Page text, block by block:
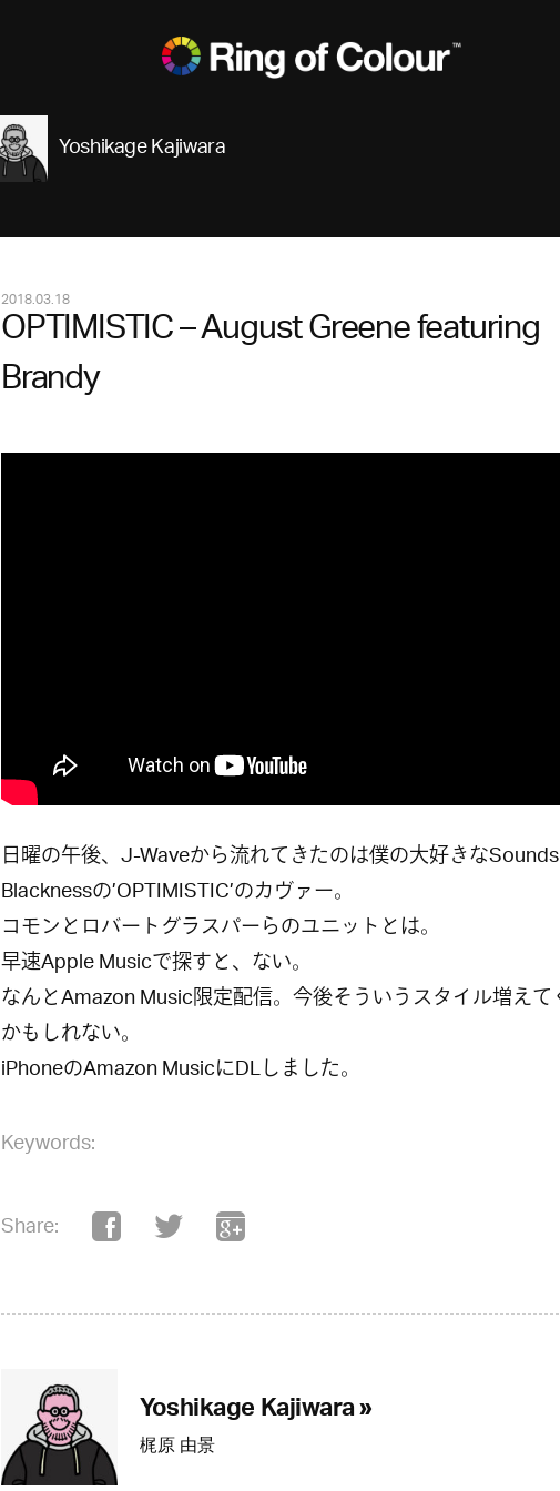
Yoshikage Kajiwara
2018.03.18
OPTIMISTIC – August Greene featuring
Brandy
日曜の午後、J-Waveから流れてきたのは僕の大好きな
Blacknessの’OPTIMISTIC’のカヴァー。
コモンとロバートグラスパーらのユニットとは。
早速Apple Musicで探すと、ない。
なんとAmazon Music限定配信。今後そういうスタイル増え
かもしれない。
iPhoneのAmazon MusicにDLしました。
Keywords:
Share:
Yoshikage Kajiwara »
梶原 由景